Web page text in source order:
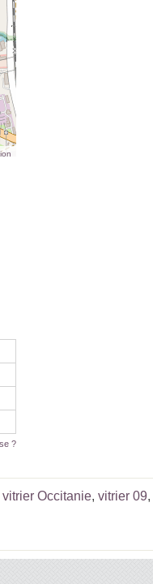
?
vitrier Occitanie, vitrier 09,